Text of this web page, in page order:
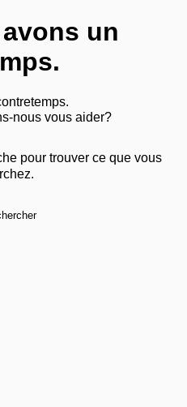
un
nous vous aider?
pour trouver ce que vous